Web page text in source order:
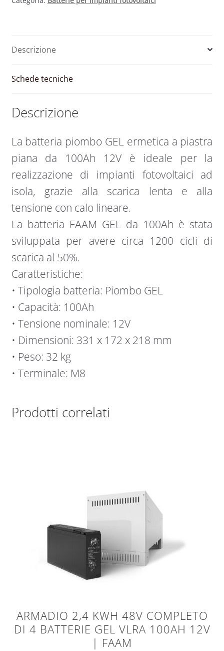
1200
|
Descrizione
Schede tecniche
Descrizione
La batteria piombo GEL ermetica a piastra
piana da 100Ah 12V è ideale per la
realizzazione di impianti fotovoltaici ad
isola, grazie alla scarica lenta e alla
tensione con calo lineare.
La batteria FAAM GEL da 100Ah è stata
sviluppata per avere circa 1200 cicli di
scarica al 50%.
Caratteristiche:
• Tipologia batteria: Piombo GEL
• Capacità: 100Ah
• Tensione nominale: 12V
• Dimensioni: 331 x 172 x 218 mm
• Peso: 32 kg
• Terminale: M8
Prodotti correlati
ARMADIO 2,4 KWH 48V COMPLETO
DI 4 BATTERIE GEL VLRA 100AH 12V
| FAAM